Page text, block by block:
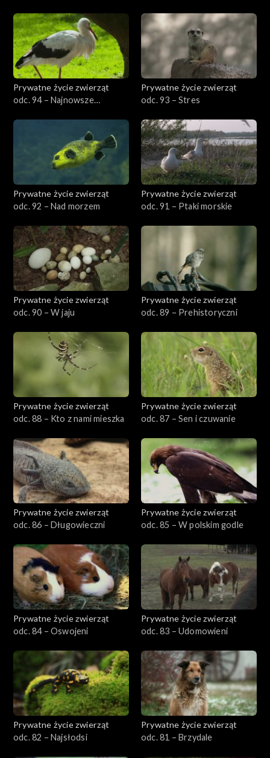
Prywatne życie zwierząt
odc. 94 – Najnowsze
Prywatne życie zwierząt
odc. 93 – Stres
Prywatne życie zwierząt
odc. 92 – Nad morzem
Prywatne życie zwierząt
odc. 91 – Ptaki morskie
Prywatne życie zwierząt
odc. 90 – W jaju
Prywatne życie zwierząt
odc. 89 – Prehistoryczni
Prywatne życie zwierząt
odc. 88 – Kto z nami mieszka
Prywatne życie zwierząt
odc. 87 – Sen i czuwanie
Prywatne życie zwierząt
odc. 86 – Długowieczni
Prywatne życie zwierząt
odc. 85 – W polskim godle
Prywatne życie zwierząt
odc. 84 – Oswojeni
Prywatne życie zwierząt
odc. 83 – Udomowieni
Prywatne życie zwierząt
odc. 82 – Najsłodsi
Prywatne życie zwierząt
odc. 81 – Brzydale